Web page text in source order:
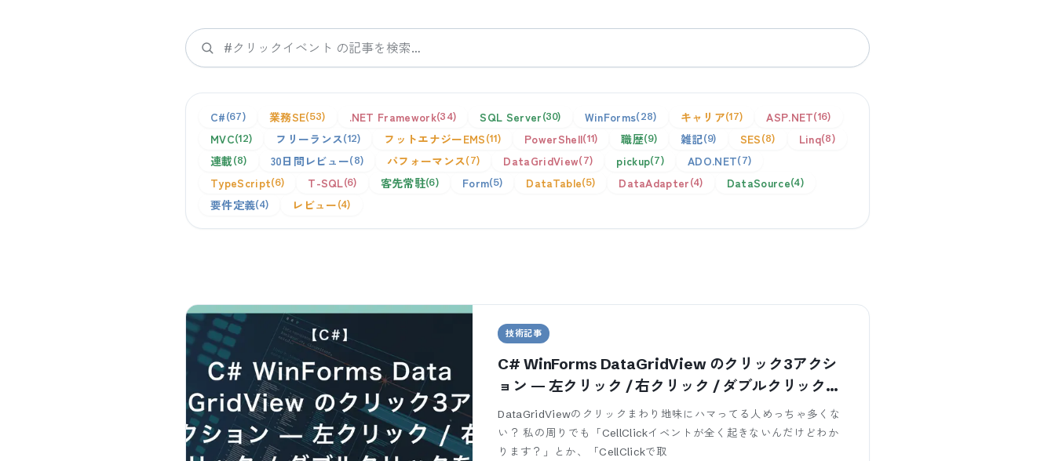
検索
C# 67 業務SE 53 .NET Framework 34 SQL Server 30 WinForms 28 キャリア 17 ASP.NET 16
MVC 12 フリーランス 12 フットエナジーEMS 11 PowerShell 11 職歴 9 雑記 9 SES 8 Linq 8
連載 8 30日間レビュー 8 パフォーマンス 7 DataGridView 7 pickup 7 ADO.NET 7
TypeScript 6 T-SQL 6 客先常駐 6 Form 5 DataTable 5 DataAdapter 4 DataSource 4
要件定義 4 レビュー 4
技術記事
C# WinForms DataGridView のクリック3アクシ
ョン — 左クリック / 右クリック / ダブルクリックを
分ける実装
DataGridViewのクリックまわり地味にハマってる人めっちゃ多くな
い？ 私の周りでも「CellClickイベントが全く起きないんだけどわか
ります？」とか、「CellClickで取